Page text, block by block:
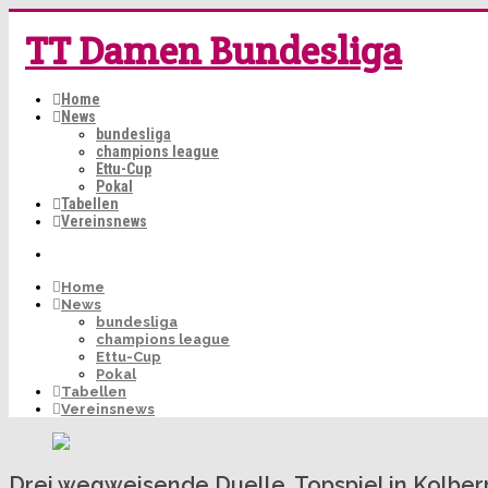
TT Damen Bundesliga
Home
News
bundesliga
champions league
Ettu-Cup
Pokal
Tabellen
Vereinsnews
Home
News
bundesliga
champions league
Ettu-Cup
Pokal
Tabellen
Vereinsnews